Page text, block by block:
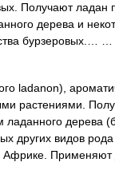
Получают ладан
дерева и
бурзеровых.… …
ladanon),
растениями.
ладанного дерева
других видов рода
Африке.